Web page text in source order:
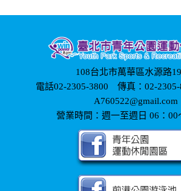
108台北市萬華區水源路
電話02-2305-3800 傳真：02-
A760522@gmail.com
營業時間：週一至週日 06：00